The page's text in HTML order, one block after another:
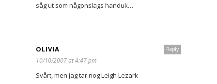
såg ut som någonslags handuk…
Reply
OLIVIA
10/10/2007 at 4:47 pm
Svårt, men jag tar nog Leigh Lezark